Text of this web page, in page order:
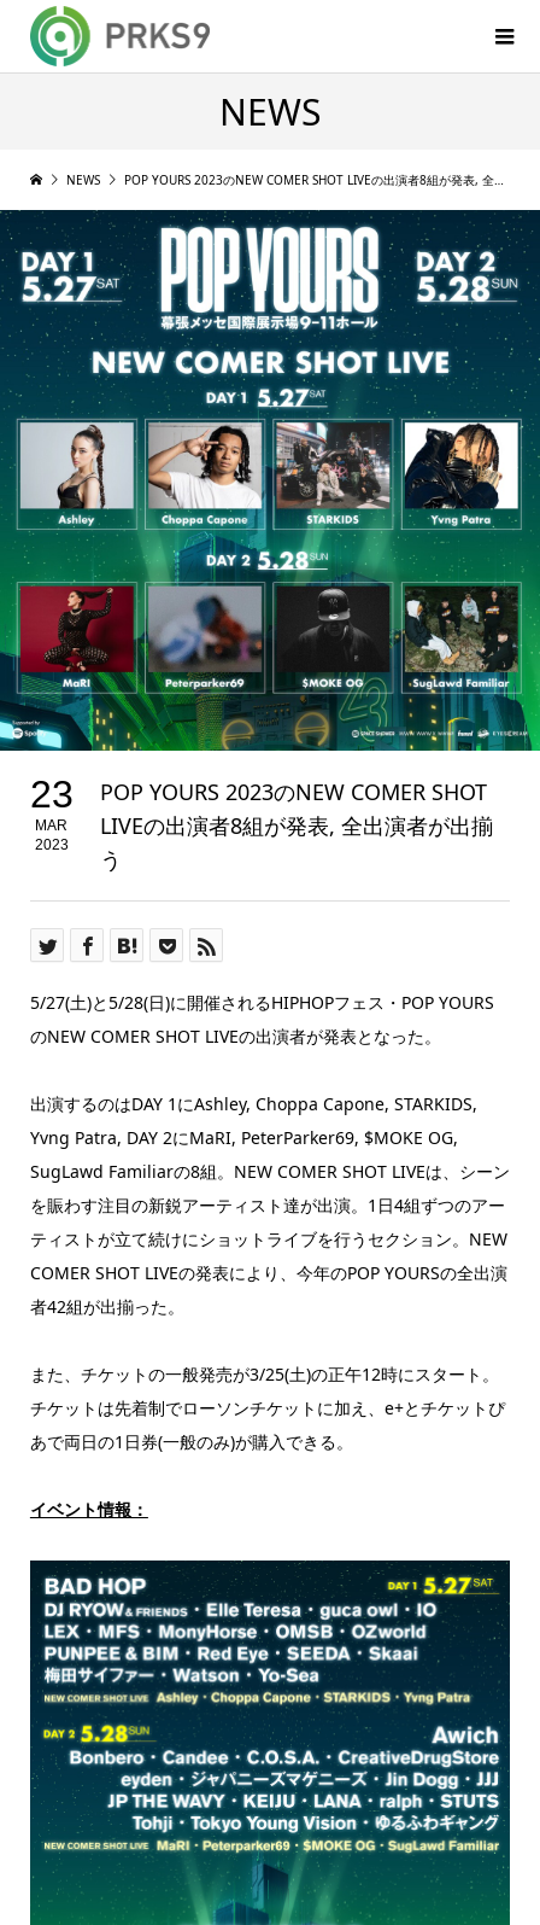
NEWS
NEWS POP YOURS 2023のNEW COMER SHOT LIVEの出演者8組が発表, 全出演者が出揃う
23
MAR
2023
POP YOURS 2023のNEW COMER SHOT
LIVEの出演者8組が発表, 全出演者が出揃
う
5/27(土)と5/28(日)に開催されるHIPHOPフェス・POP YOURS
のNEW COMER SHOT LIVEの出演者が発表となった。
出演するのはDAY 1にAshley, Choppa Capone, STARKIDS,
Yvng Patra, DAY 2にMaRI, PeterParker69, $MOKE OG,
SugLawd Familiarの8組。NEW COMER SHOT LIVEは、シーン
を賑わす注目の新鋭アーティスト達が出演。 1日4組ずつのアー
ティストが立て続けにショットライブを行うセクション。NEW
COMER SHOT LIVEの発表により、今年のPOP YOURSの全出演
者42組が出揃った。
また、チケットの一般発売が3/25(土)の正午12時にスタート。
チケットは先着制でローソンチケットに加え、e+とチケットぴ
あで両日の1日券(一般のみ)が購入でき る。
イベント情報：